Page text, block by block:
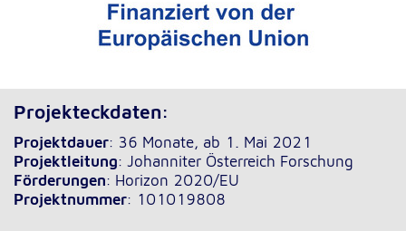
Projekteckdaten:
Projektdauer: 36 Monate, ab 1. Mai 2021
Projektleitung: Johanniter Österreich Forschung
Förderungen: Horizon 2020/EU
Projektnummer: 101019808